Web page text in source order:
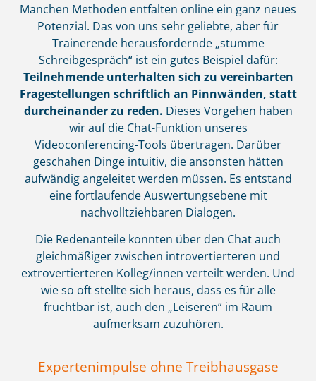
Manchen Methoden entfalten online ein ganz neues
Potenzial. Das von uns sehr geliebte, aber für
Trainerende herausfordernde „stumme
Schreibgespräch“ ist ein gutes Beispiel dafür:
Teilnehmende unterhalten sich zu vereinbarten
Fragestellungen schriftlich an Pinnwänden, statt
durcheinander zu reden. Dieses Vorgehen haben
wir auf die Chat-Funktion unseres
Videoconferencing-Tools übertragen. Darüber
geschahen Dinge intuitiv, die ansonsten hätten
aufwändig angeleitet werden müssen. Es entstand
eine fortlaufende Auswertungsebene mit
nachvolltziehbaren Dialogen.
Die Redenanteile konnten über den Chat auch
gleichmäßiger zwischen introvertierteren und
extrovertierteren Kolleg/innen verteilt werden. Und
wie so oft stellte sich heraus, dass es für alle
fruchtbar ist, auch den „Leiseren“ im Raum
aufmerksam zuzuhören.
Expertenimpulse ohne Treibhausgase